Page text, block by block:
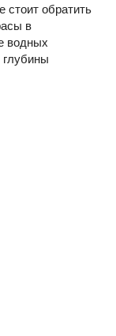
стоит обратить
в
водных
глубины